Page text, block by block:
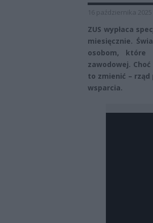
16 października 2025
ZUS wypłaca
miesięcznie.
osobom, które
zawodowej.
to zmienić –
wsparcia.